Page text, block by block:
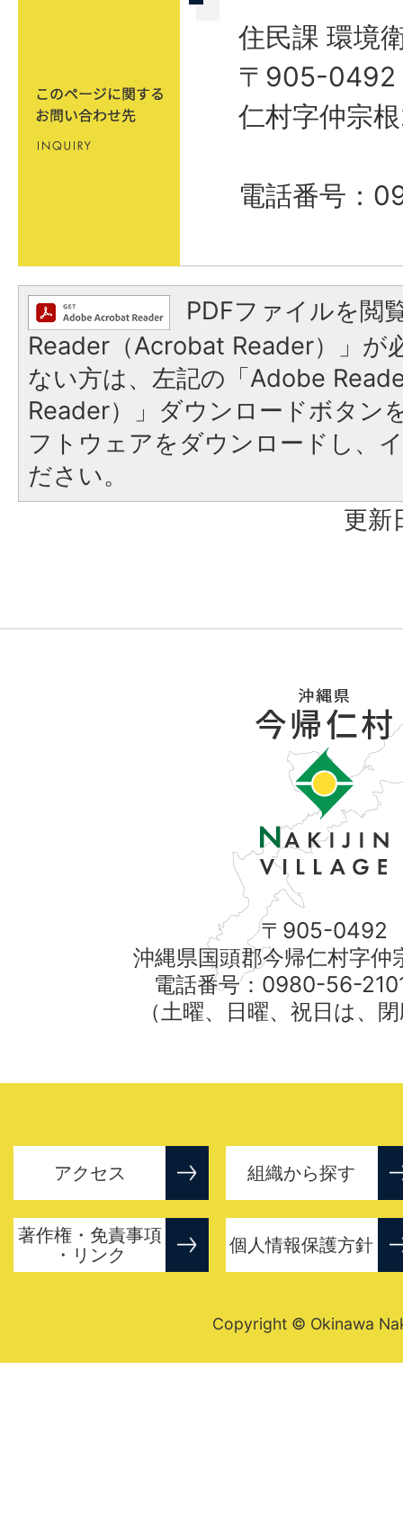
住民課 環境
〒905-0492
仁村字仲宗
電話番号：
PDFファイルを閲
Reader（Acrobat Reader）」が
ない方は、左記の「Adobe
Reader）」ダウンロードボタン
フトウェアをダウンロードし、
ださい。
更新
〒905-0492
沖縄県国頭郡今帰仁村字仲
電話番号：0980-56-
（土曜、日曜、祝日は、
アクセス 組織から探す
著作権・免責事項
・リンク
個人情報保護方針
Copyright © Okinawa